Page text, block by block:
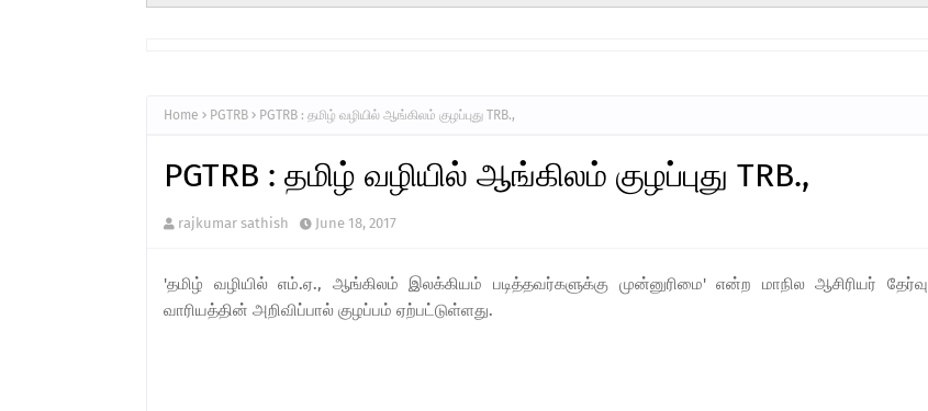
Home PGTRB PGTRB : தமிழ் வழியில் ஆங்கிலம் குழப்புது TRB.,
PGTRB : தமிழ் வழியில் ஆங்கிலம் குழப்புது TRB.,
rajkumar sathish June 18, 2017
'தமிழ் வழியில் எம்.ஏ., ஆங்கிலம் இலக்கியம் படித்தவர்களுக்கு முன்னுரிமை' என்ற மாநில ஆசிரியர் தேர்வு
வாரியத்தின் அறிவிப்பால் குழப்பம் ஏற்பட்டுள்ளது.